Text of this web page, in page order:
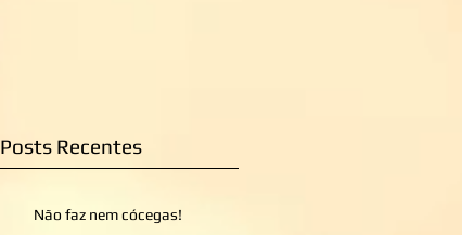
Posts Recentes
Não faz nem cócegas!